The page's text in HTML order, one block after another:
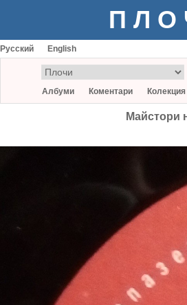
Русский English
Албуми Коментари Колекция
Майстори